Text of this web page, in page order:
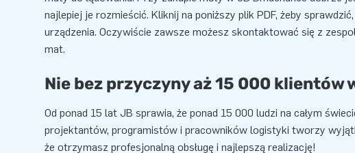
najlepiej je rozmieścić. Kliknij na poniższy plik PDF, żeby
urządzenia. Oczywiście zawsze możesz skontaktować się z
mat.
Nie bez przyczyny aż 15 000 klientów
Od ponad 15 lat JB sprawia, że ponad 15 000 ludzi na całym
projektantów, programistów i pracowników logistyki tworzy
że otrzymasz profesjonalną obsługę i najlepszą realizację!